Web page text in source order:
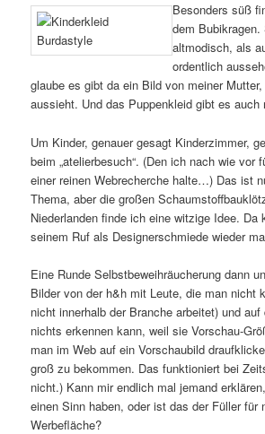
Besonders süß
dem
altmodisch, als
ordentlich
glaube es gibt da ein Bild von meiner
aussieht. Und das Puppenkleid gibt es auch
Um Kinder, genauer gesagt Kinderzimmer,
beim „atelierbesuch“. (Den ich nach wie vor
einer reinen Webrecherche halte…) Das ist
Thema, aber die großen
Niederlanden finde ich eine witzige Idee. Da
seinem Ruf als Designerschmiede wieder
Eine Runde Selbstbeweihräucherung dann
Bilder von der h&h mit Leute, die man nicht
nicht innerhalb der Branche arbeitet) und
nichts erkennen kann, weil sie Vorschau-
man im Web auf ein Vorschaubild
groß zu bekommen. Das funktioniert bei
nicht.) Kann mir endlich mal jemand
einen Sinn haben, oder ist das der Füller für
Werbefläche?